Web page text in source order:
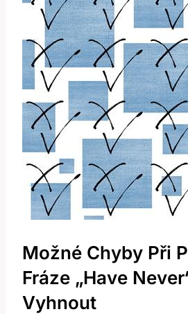
Možné Chyby Při
Fráze „have
Vyhnout